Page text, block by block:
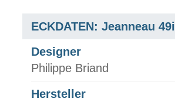
ECKDATEN: Jeanneau 49i
Designer
Philippe Briand
Hersteller